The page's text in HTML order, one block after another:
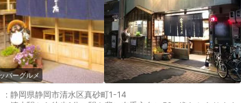
パーグルメ
: 静岡県静岡市清水区真砂町1-14